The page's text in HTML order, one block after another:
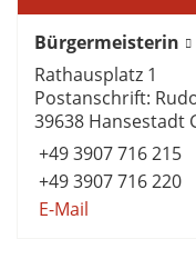
Bürgermeisterin
Rathausplatz 1
Postanschrift:
39638 Hansestadt
+49 3907 716 215
+49 3907 716 220
E-Mail